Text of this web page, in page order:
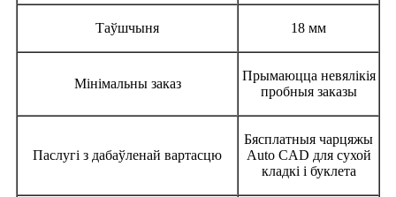
Таўшчыня 18 мм
Мінімальны заказ
Прымаюцца невялікія
пробныя заказы
Паслугі з дабаўленай вартасцю
Бясплатныя чарцяжы
Auto CAD для сухой
кладкі і буклета